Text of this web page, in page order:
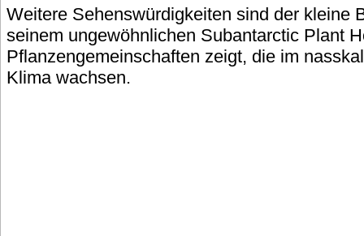
Weitere Sehenswürdigkeiten sind der kleine
seinem ungewöhnlichen Subantarctic Plant
Pflanzengemeinschaften zeigt, die im
Klima wachsen.